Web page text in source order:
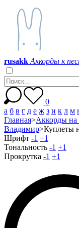
rusakk Аккорды к
0
а б в г д е ж з и к л м
Главная>Аккорды на
Владимир>Куплеты
Шрифт -1 +1
Тональность -1 +1
Прокрутка -1 +1